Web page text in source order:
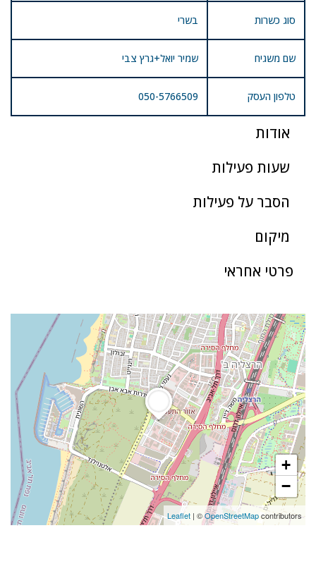
אודות
שעות פעילות
הסבר על פעילות
מיקום
פרטי אחראי
סוג כשרות בשרי
שם משגיח שמיר יואל+גרץ צבי
טלפון העסק 050-5766509
+
−
Leaflet | ©OpenStreetMapcontributors